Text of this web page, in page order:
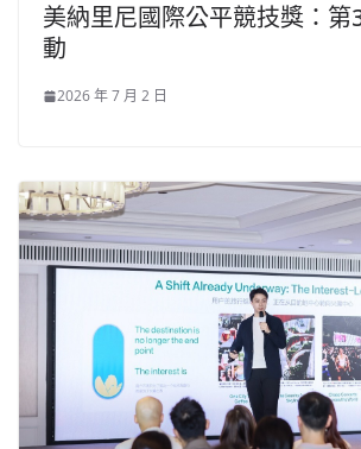
美納里尼國際公平競技獎：第
動
2026 年 7 月 2 日